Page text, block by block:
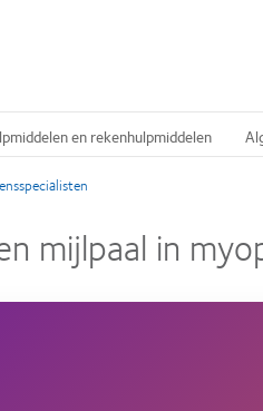
en rekenhulpmiddelen
mijlpaal in